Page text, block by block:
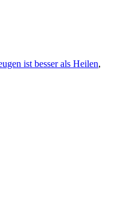
ist besser als Heilen,